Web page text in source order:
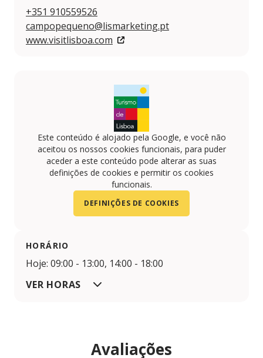
+351 910559526
campopequeno@lismarketing.pt
www.visitlisboa.com
Este conteúdo é alojado pela Google, e você não
aceitou os nossos cookies funcionais, para puder
aceder a este conteúdo pode alterar as suas
definições de cookies e permitir os cookies
funcionais.
DEFINIÇÕES DE COOKIES
HORÁRIO
Hoje: 09:00 - 13:00, 14:00 - 18:00
VER HORAS
Avaliações